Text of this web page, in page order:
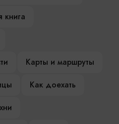
книга
Карты и маршруты
Как доехать